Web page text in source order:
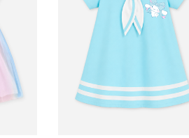
an toàn. Nên nếu có thắc mắc
HỆ NGAY với BOMINES nhé.
quyết thỏa đáng khi khách hàng